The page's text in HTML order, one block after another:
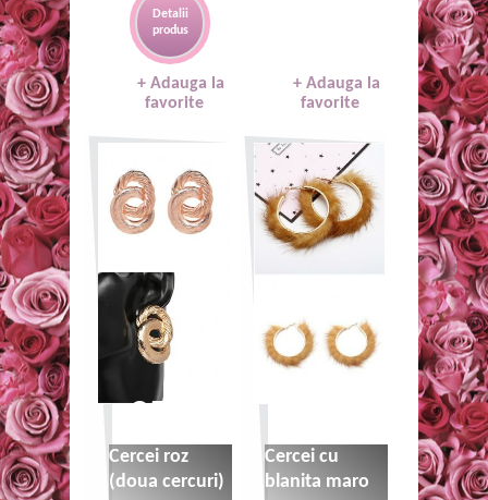
Detalii
produs
+ Adauga la
favorite
+ Adauga la
favorite
35 lei
Cercei roz
(doua cercuri)
Cercei cu
blanita maro